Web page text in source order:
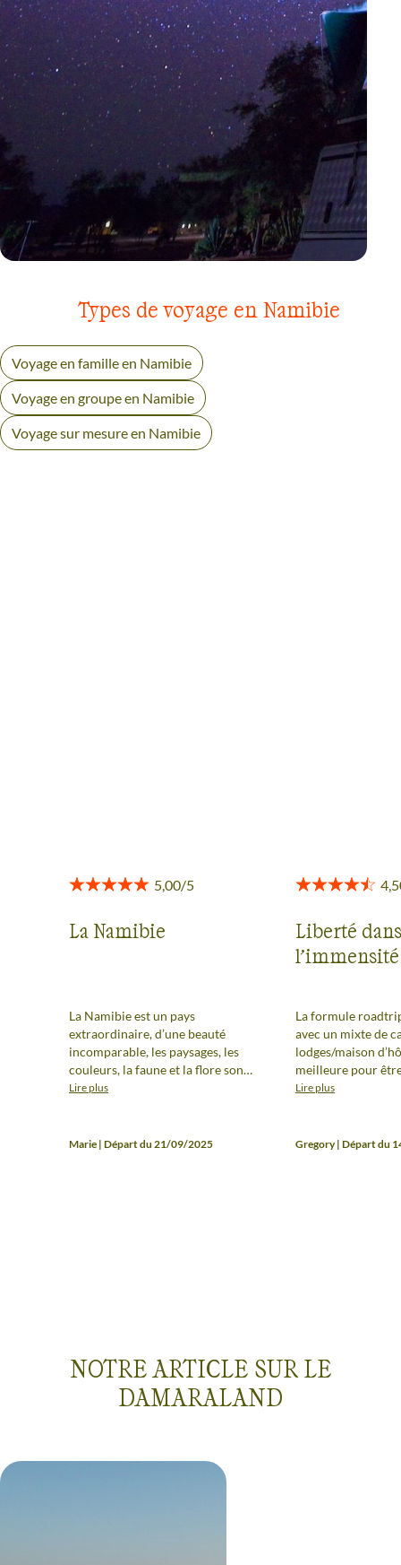
Types de voyage en Namibie
Voyage en famille en Namibie
Voyage en groupe en Namibie
Voyage sur mesure en Namibie
La Namibie
La Namibie est un pays
extraordinaire, d’une beauté
incomparable, les paysages, les
couleurs, la faune et la flore sont
à couper le souffle. L’organisation
nous avons pu profiter de chaque
Lire plus
Marie | Départ du 21/09/2025
Liberté dans
l’immensité
La formule
avec un mixte de
lodges/maison
meilleure pour
proche de la
exceptionnelle et
Lire plus
Gregory | Départ du
NOTRE ARTICLE SUR LE
DAMARALAND